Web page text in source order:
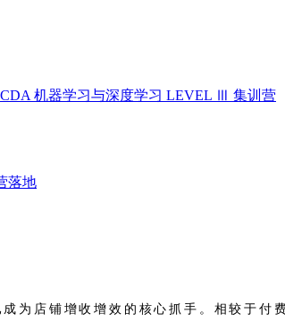
CDA 机器学习与深度学习 LEVEL Ⅲ 集训营
落地
为店铺增收增效的核心抓手。相较于付